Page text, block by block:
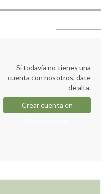
Si todavía no tienes una
cuenta con nosotros, date
de alta.
Crear cuenta en